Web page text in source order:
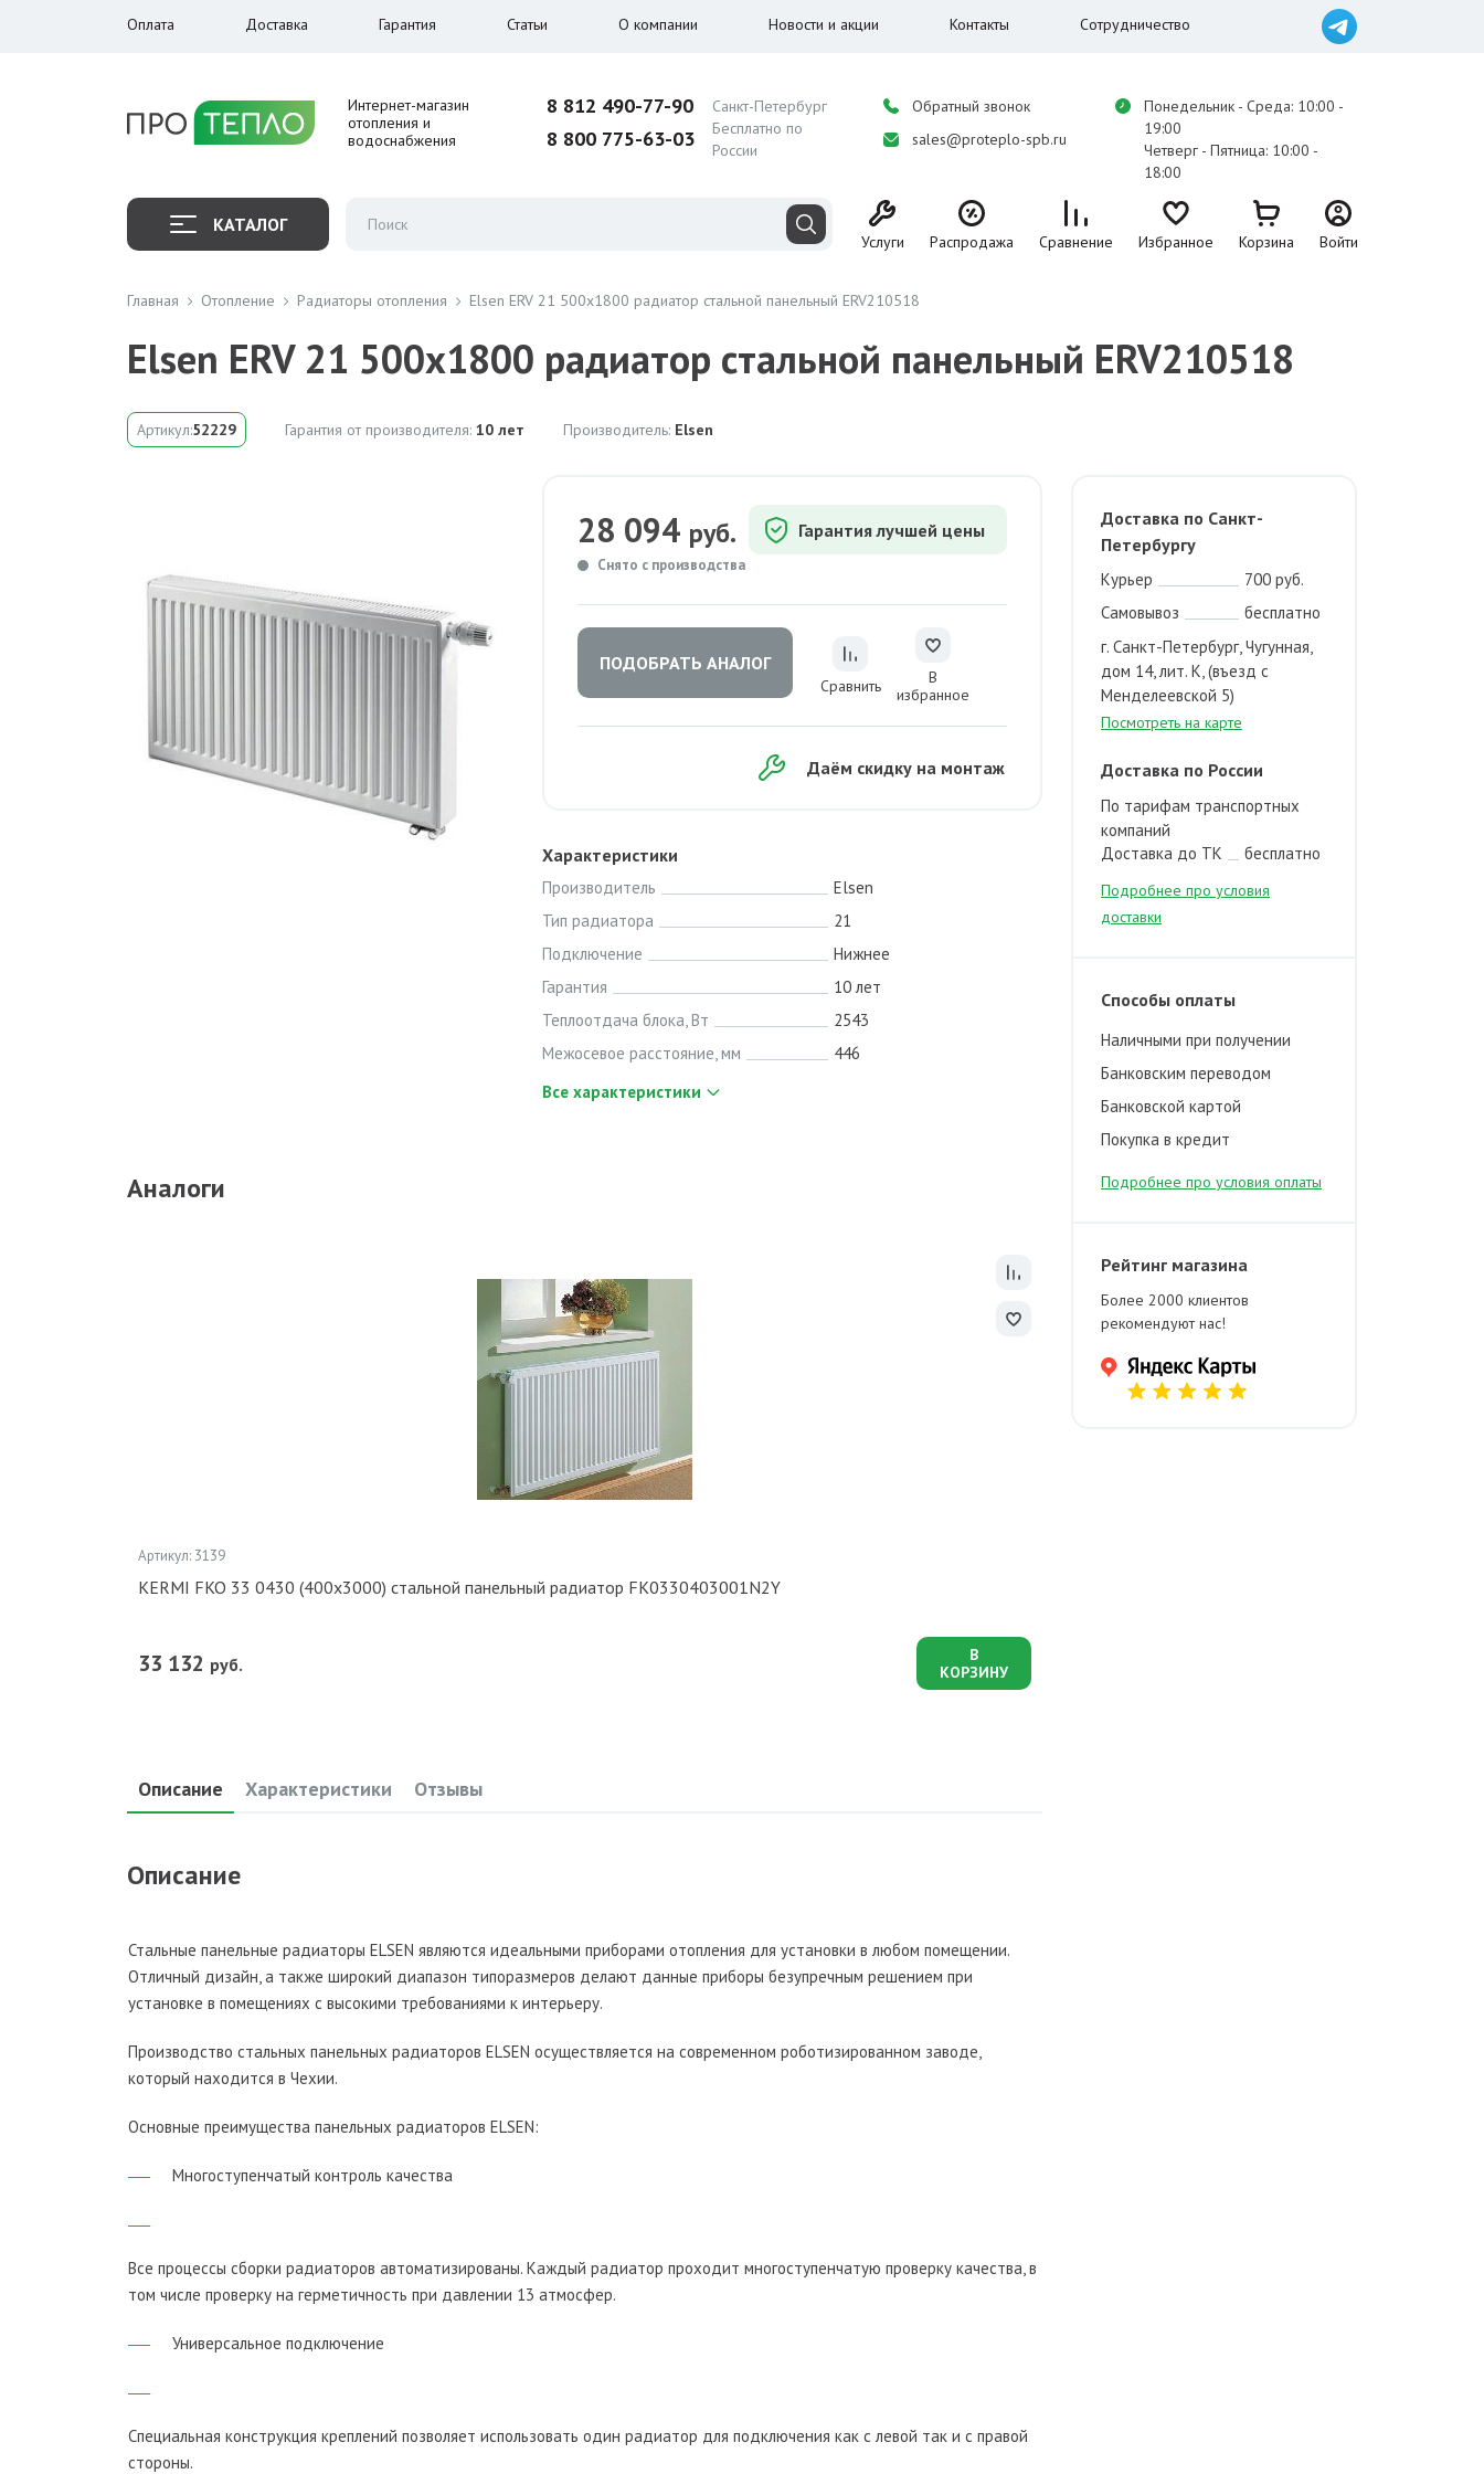
Оплата Доставка Гарантия Статьи О компании Новости и акции Контакты Сотрудничество
Интернет-магазин
отопления и
водоснабжения
8 812 490-77-90 Санкт-Петербург
8 800 775-63-03
Бесплатно по
России
Обратный звонок
sales@proteplo-spb.ru
Понедельник - Среда: 10:00 -
19:00
Четверг - Пятница: 10:00 -
18:00
КАТАЛОГ
Услуги Распродажа Сравнение Избранное Корзина Войти
Главная Отопление Радиаторы отопления Elsen ERV 21 500x1800 радиaтор стальной панельный ERV210518
Elsen ERV 21 500x1800 радиaтор стальной панельный ERV210518
Артикул:52229 Гарантия от производителя: 10 лет Производитель: Elsen
28 094 руб. Гарантия лучшей цены
Снято с производства
ПОДОБРАТЬ АНАЛОГ
Сравнить
В
избранное
Даём скидку на монтаж
Характеристики
Производитель
Elsen
Тип радиатора
21
Подключение
Нижнее
Гарантия
10 лет
Теплоотдача блока, Вт
2543
Межосевое расстояние, мм
446
Все характеристики
Аналоги
Артикул: 3139
KERMI FKO 33 0430 (400x3000) стальной панельный радиатор FK0330403001N2Y
33 132 руб.
В
КОРЗИНУ
Доставка по Санкт-
Петербургу
Курьер
700 руб.
Самовывоз
бесплатно
г. Санкт-Петербург, Чугунная,
дом 14, лит. К, (въезд с
Менделеевской 5)
Посмотреть на карте
Доставка по России
По тарифам транспортных
компаний
Доставка до ТК
бесплатно
Подробнее про условия
доставки
Способы оплаты
Наличными при получении
Банковским переводом
Банковской картой
Покупка в кредит
Подробнее про условия оплаты
Рейтинг магазина
Более 2000 клиентов
рекомендуют нас!
Описание Характеристики Отзывы
Описание
Стальные панельные радиаторы ELSEN являются идеальными приборами отопления для установки в любом помещении.
Отличный дизайн, а также широкий диапазон типоразмеров делают данные приборы безупречным решением при
установке в помещениях с высокими требованиями к интерьеру.
Производство стальных панельных радиаторов ELSEN осуществляется на современном роботизированном заводе,
который находится в Чехии.
Основные преимущества панельных радиаторов ELSEN:
Многоступенчатый контроль качества
Все процессы сборки радиаторов автоматизированы. Каждый радиатор проходит многоступенчатую проверку качества, в
том числе проверку на герметичность при давлении 13 атмосфер.
Универсальное подключение
Специальная конструкция креплений позволяет использовать один радиатор для подключения как с левой так и с правой
стороны.